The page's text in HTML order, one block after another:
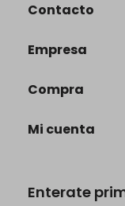
Enterate
Contacto
Empresa
Compra
Mi cuenta